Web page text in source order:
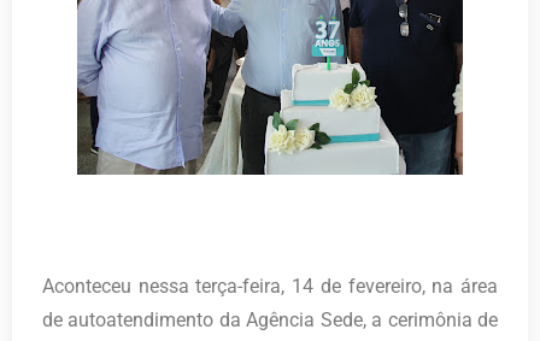
Aconteceu nessa terça-feira, 14 de fevereiro, na área
de autoatendimento da Agência Sede, a cerimônia de